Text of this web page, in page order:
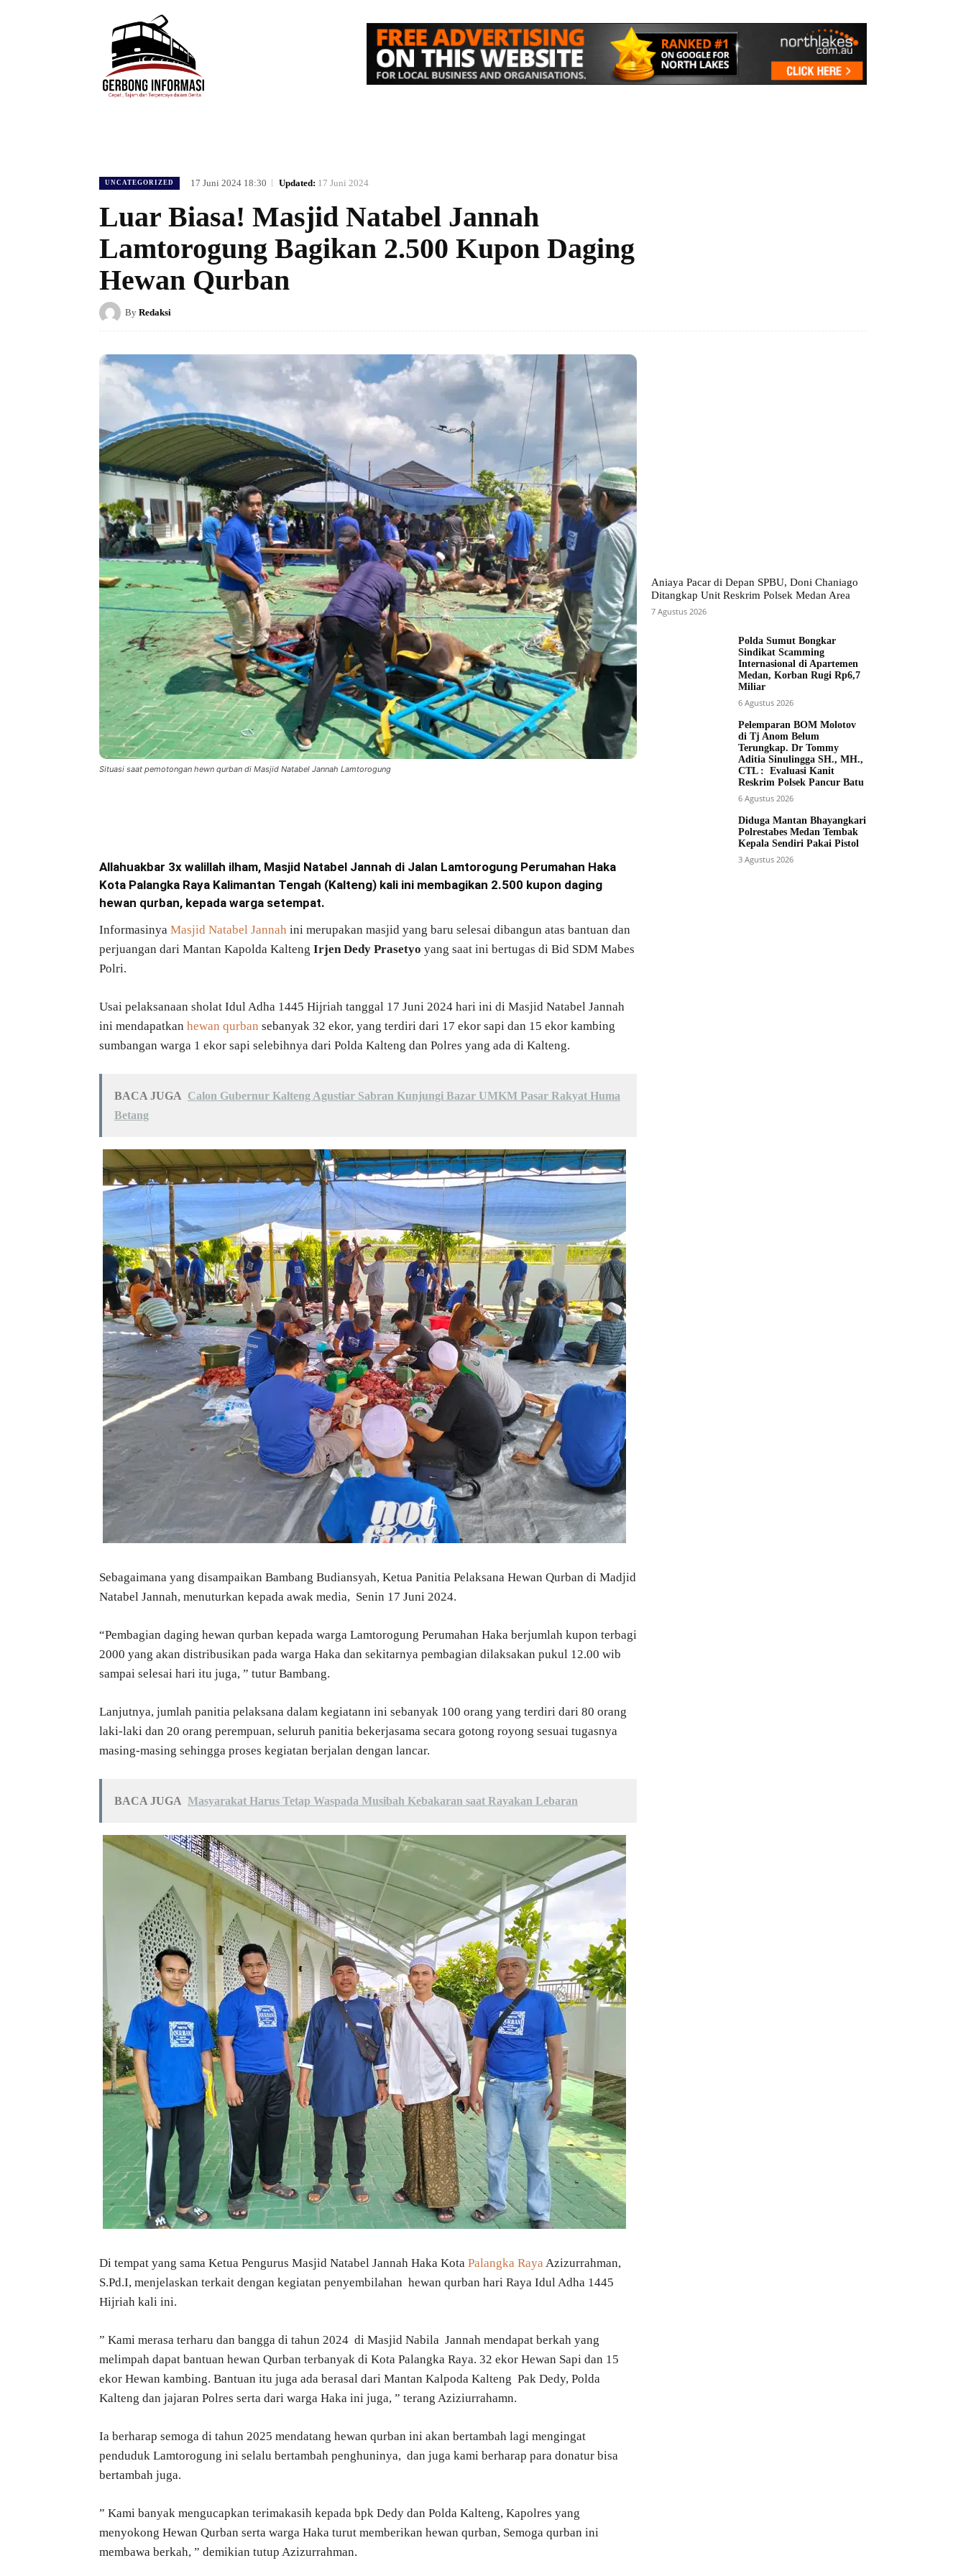
UNCATEGORIZED 17 Juni 2024 18:30 Updated: 17 Juni 2024
Luar Biasa! Masjid Natabel Jannah
Lamtorogung Bagikan 2.500 Kupon Daging
Hewan Qurban
By Redaksi
Situasi saat pemotongan hewn qurban di Masjid Natabel Jannah Lamtorogung
Allahuakbar 3x walillah ilham, Masjid Natabel Jannah di Jalan Lamtorogung Perumahan Haka
Kota Palangka Raya Kalimantan Tengah (Kalteng) kali ini membagikan 2.500 kupon daging
hewan qurban, kepada warga setempat.
Informasinya Masjid Natabel Jannah ini merupakan masjid yang baru selesai dibangun atas bantuan dan
perjuangan dari Mantan Kapolda Kalteng Irjen Dedy Prasetyo yang saat ini bertugas di Bid SDM Mabes
Polri.
Usai pelaksanaan sholat Idul Adha 1445 Hijriah tanggal 17 Juni 2024 hari ini di Masjid Natabel Jannah
ini mendapatkan hewan qurban sebanyak 32 ekor, yang terdiri dari 17 ekor sapi dan 15 ekor kambing
sumbangan warga 1 ekor sapi selebihnya dari Polda Kalteng dan Polres yang ada di Kalteng.
BACA JUGA Calon Gubernur Kalteng Agustiar Sabran Kunjungi Bazar UMKM Pasar Rakyat Huma
Betang
Sebagaimana yang disampaikan Bambang Budiansyah, Ketua Panitia Pelaksana Hewan Qurban di Madjid
Natabel Jannah, menuturkan kepada awak media, Senin 17 Juni 2024.
“Pembagian daging hewan qurban kepada warga Lamtorogung Perumahan Haka berjumlah kupon terbagi
2000 yang akan distribusikan pada warga Haka dan sekitarnya pembagian dilaksakan pukul 12.00 wib
sampai selesai hari itu juga, ” tutur Bambang.
Lanjutnya, jumlah panitia pelaksana dalam kegiatann ini sebanyak 100 orang yang terdiri dari 80 orang
laki-laki dan 20 orang perempuan, seluruh panitia bekerjasama secara gotong royong sesuai tugasnya
masing-masing sehingga proses kegiatan berjalan dengan lancar.
BACA JUGA Masyarakat Harus Tetap Waspada Musibah Kebakaran saat Rayakan Lebaran
Di tempat yang sama Ketua Pengurus Masjid Natabel Jannah Haka Kota Palangka Raya Azizurrahman,
S.Pd.I, menjelaskan terkait dengan kegiatan penyembilahan hewan qurban hari Raya Idul Adha 1445
Hijriah kali ini.
” Kami merasa terharu dan bangga di tahun 2024 di Masjid Nabila Jannah mendapat berkah yang
melimpah dapat bantuan hewan Qurban terbanyak di Kota Palangka Raya. 32 ekor Hewan Sapi dan 15
ekor Hewan kambing. Bantuan itu juga ada berasal dari Mantan Kalpoda Kalteng Pak Dedy, Polda
Kalteng dan jajaran Polres serta dari warga Haka ini juga, ” terang Aziziurrahamn.
Ia berharap semoga di tahun 2025 mendatang hewan qurban ini akan bertambah lagi mengingat
penduduk Lamtorogung ini selalu bertambah penghuninya, dan juga kami berharap para donatur bisa
bertambah juga.
” Kami banyak mengucapkan terimakasih kepada bpk Dedy dan Polda Kalteng, Kapolres yang
menyokong Hewan Qurban serta warga Haka turut memberikan hewan qurban, Semoga qurban ini
membawa berkah, ” demikian tutup Azizurrahman.
Aniaya Pacar di Depan SPBU, Doni Chaniago
Ditangkap Unit Reskrim Polsek Medan Area
7 Agustus 2026
Polda Sumut Bongkar
Sindikat Scamming
Internasional di Apartemen
Medan, Korban Rugi Rp6,7
Miliar
6 Agustus 2026
Pelemparan BOM Molotov
di Tj Anom Belum
Terungkap. Dr Tommy
Aditia Sinulingga SH., MH.,
CTL : Evaluasi Kanit
Reskrim Polsek Pancur Batu
6 Agustus 2026
Diduga Mantan Bhayangkari
Polrestabes Medan Tembak
Kepala Sendiri Pakai Pistol
3 Agustus 2026